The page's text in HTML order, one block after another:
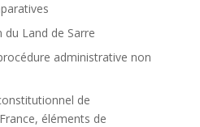
du Land de Sarre
administrative non
de
éléments de